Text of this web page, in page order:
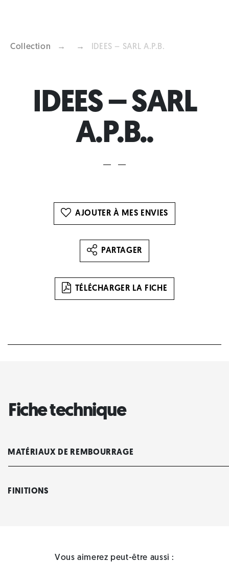
Collection → → IDEES – SARL A.P.B.
IDEES – SARL
A.P.B..
AJOUTER À MES ENVIES
PARTAGER
TÉLÉCHARGER LA FICHE
Fiche technique
MATÉRIAUX DE REMBOURRAGE
FINITIONS
Vous aimerez peut-être aussi :